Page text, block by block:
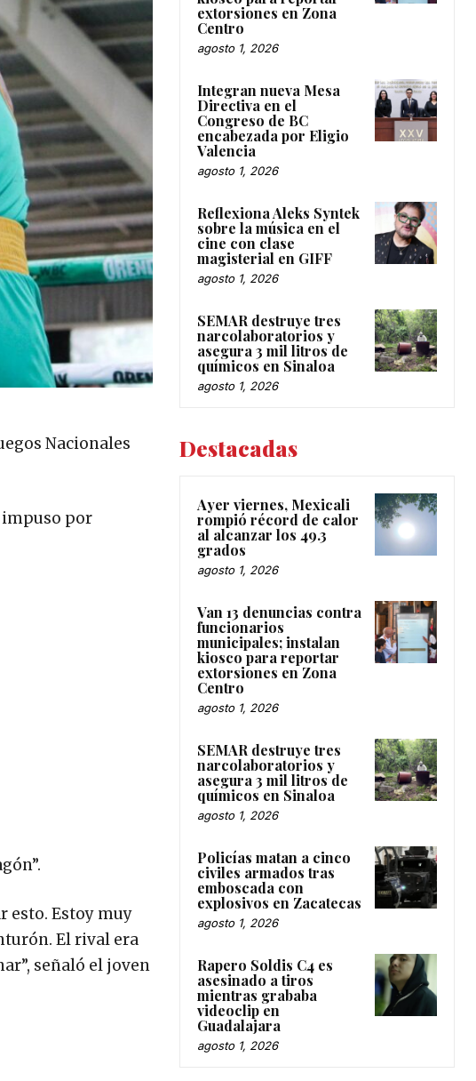
Nacionales
impuso por
esto. Estoy muy
El rival era
señaló el joven
extorsiones en Zona
Centro
agosto 1, 2026
Integran nueva Mesa
Directiva en el
Congreso de BC
encabezada por Eligio
Valencia
agosto 1, 2026
Reflexiona Aleks Syntek
sobre la música en el
cine con clase
magisterial en GIFF
agosto 1, 2026
SEMAR destruye tres
narcolaboratorios y
asegura 3 mil litros de
químicos en Sinaloa
agosto 1, 2026
Destacadas
Ayer viernes, Mexicali
rompió récord de calor
al alcanzar los 49.3
grados
agosto 1, 2026
Van 13 denuncias contra
funcionarios
municipales; instalan
kiosco para reportar
extorsiones en Zona
Centro
agosto 1, 2026
SEMAR destruye tres
narcolaboratorios y
asegura 3 mil litros de
químicos en Sinaloa
agosto 1, 2026
Policías matan a cinco
civiles armados tras
emboscada con
explosivos en Zacatecas
agosto 1, 2026
Rapero Soldis C4 es
asesinado a tiros
mientras grababa
videoclip en
Guadalajara
agosto 1, 2026